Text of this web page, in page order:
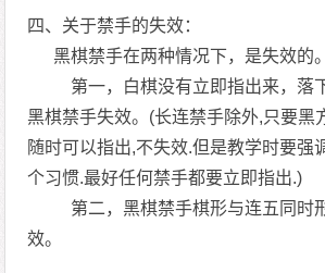
四、关于禁手的失效：
黑棋禁手在两种情况下，是失效的
第一，白棋没有立即指出来，落下
黑棋禁手失效。(长连禁手除外,只要黑
随时可以指出,不失效.但是教学时要强
个习惯.最好任何禁手都要立即指出.)
第二，黑棋禁手棋形与连五同时
效。